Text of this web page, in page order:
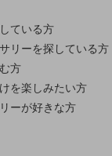
ている方
リーを探している方
方
を楽しみたい方
ーが好きな方